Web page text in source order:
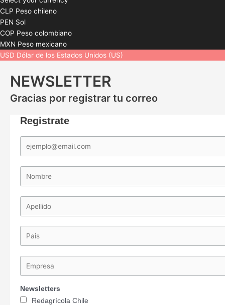
CLP Peso chileno
PEN Sol
COP Peso colombiano
MXN Peso mexicano
USD Dólar de los Estados Unidos (US)
NEWSLETTER
Gracias por registrar tu correo
Registrate
Newsletters
Redagrícola Chile